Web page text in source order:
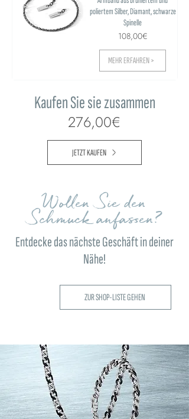
poliertem Silber, Diamant, schwarze
Spinelle
108,00€
MEHR ERFAHREN >
Kaufen Sie sie zusammen
276,00€
JETZT KAUFEN
Wollen Sie den
Schmuck anfassen?
Entdecke das nächste Geschäft in deiner
Nähe!
ZUR SHOP-LISTE GEHEN